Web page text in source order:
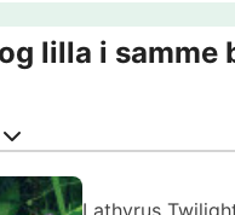
lilla i samme
Lathyrus